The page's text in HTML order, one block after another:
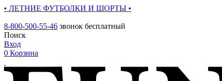
• ЛЕТНИЕ ФУТБОЛКИ И ШОРТЫ •
8-800-500-55-46 звонок бесплатный
Поиск
Вход
0 Корзина